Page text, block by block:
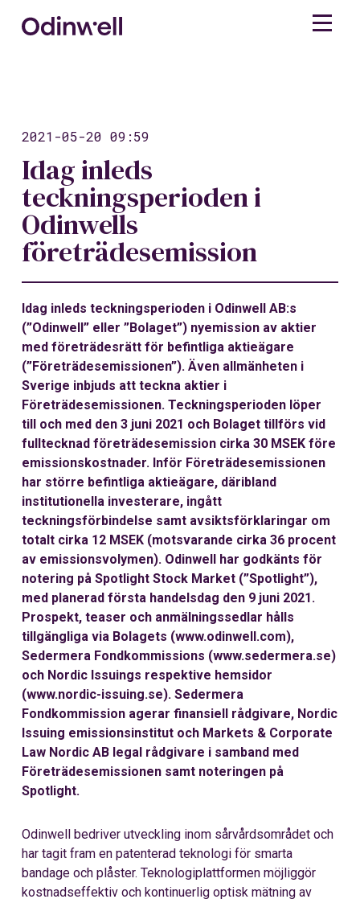
2021-05-20 09:59
Idag inleds
teckningsperioden i
Odinwells
företrädesemission
Idag inleds teckningsperioden i Odinwell AB:s
(”Odinwell” eller ”Bolaget”) nyemission av aktier
med företrädesrätt för befintliga aktieägare
(”Företrädesemissionen”). Även allmänheten i
Sverige inbjuds att teckna aktier i
Företrädesemissionen. Teckningsperioden löper
till och med den 3 juni 2021 och Bolaget tillförs vid
fulltecknad företrädesemission cirka 30 MSEK före
emissionskostnader. Inför Företrädesemissionen
har större befintliga aktieägare, däribland
institutionella investerare, ingått
teckningsförbindelse samt avsiktsförklaringar om
totalt cirka 12 MSEK (motsvarande cirka 36 procent
av emissionsvolymen). Odinwell har godkänts för
notering på Spotlight Stock Market (”Spotlight”),
med planerad första handelsdag den 9 juni 2021.
Prospekt, teaser och anmälningssedlar hålls
tillgängliga via Bolagets (www.odinwell.com),
Sedermera Fondkommissions (www.sedermera.se)
och Nordic Issuings respektive hemsidor
(www.nordic-issuing.se). Sedermera
Fondkommission agerar finansiell rådgivare, Nordic
Issuing emissionsinstitut och Markets & Corporate
Law Nordic AB legal rådgivare i samband med
Företrädesemissionen samt noteringen på
Spotlight.
Odinwell bedriver utveckling inom sårvårdsområdet och
har tagit fram en patenterad teknologi för smarta
bandage och plåster. Teknologiplattformen möjliggör
kostnadseffektiv och kontinuerlig optisk mätning av